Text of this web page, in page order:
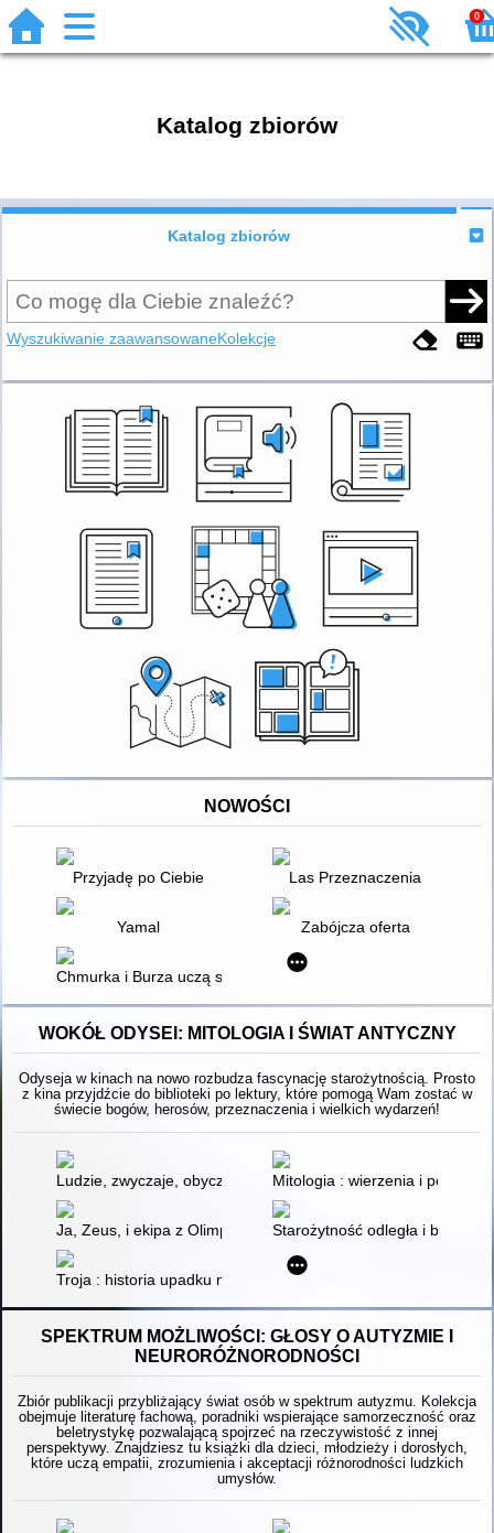
0
Katalog zbiorów
Katalog zbiorów
Wyszukiwanie zaawansowaneKolekcje
NOWOŚCI
Przyjadę po Ciebie Las Przeznaczenia
Yamal Zabójcza oferta
Chmurka i Burza uczą się pływać
WOKÓŁ ODYSEI: MITOLOGIA I ŚWIAT ANTYCZNY
Odyseja w kinach na nowo rozbudza fascynację starożytnością. Prosto
z kina przyjdźcie do biblioteki po lektury, które pomogą Wam zostać w
świecie bogów, herosów, przeznaczenia i wielkich wydarzeń!
Ludzie, zwyczaje, obyczaje starożytnej Grecji i Rzymu
Mitologia : wierzenia i podania
Ja, Zeus, i ekipa z Olimpu : bogowie i bohaterowie
Starożytność odległa i bliska
Troja : historia upadku miasta
SPEKTRUM MOŻLIWOŚCI: GŁOSY O AUTYZMIE I
NEURORÓŻNORODNOŚCI
Zbiór publikacji przybliżający świat osób w spektrum autyzmu. Kolekcja
obejmuje literaturę fachową, poradniki wspierające samorzeczność oraz
beletrystykę pozwalającą spojrzeć na rzeczywistość z innej
perspektywy. Znajdziesz tu książki dla dzieci, młodzieży i dorosłych,
które uczą empatii, zrozumienia i akceptacji różnorodności ludzkich
umysłów.